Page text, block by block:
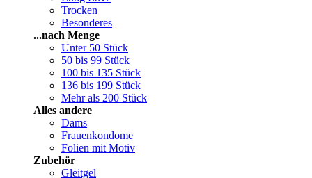
Trocken
Besonderes
...nach Menge
Unter 50 Stück
50 bis 99 Stück
100 bis 135 Stück
136 bis 199 Stück
Mehr als 200 Stück
Alles andere
Dams
Frauenkondome
Folien mit Motiv
Zubehör
Gleitgel